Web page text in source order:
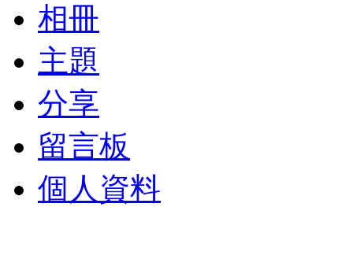
相冊
主題
分享
留言板
個人資料